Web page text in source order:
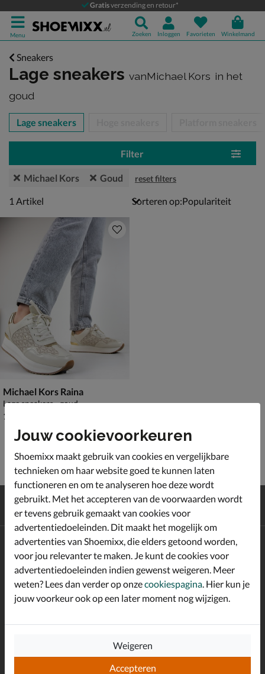
Gratisverzending en retour*
Menu Zoeken Inloggen Favorieten Winkelmand
Sneakers
Lage sneakers vanMichael Kors in het
goud
over
Lage sneakers
Filter
Michael Kors Goud reset filters
1 artikel
1 Artikel Sorteren op:
Michael Kors Raina
Lage sneakers - goud
€ 129,99
129
Gratisverzending en retour*
Achterafbetalen
Altijd op de hoogte zijn?
Schrijf je in voor de Shoemixx nieuwsbrief en ontvang €10,-
welkomstkorting!
Inschrijven
Jouw cookievoorkeuren
Shoemixx maakt gebruik van cookies en vergelijkbare
technieken om haar website goed te kunnen laten
functioneren en om te analyseren hoe deze wordt
gebruikt. Met het accepteren van de voorwaarden wordt
er tevens gebruik gemaakt van cookies voor
advertentiedoeleinden. Dit maakt het mogelijk om
advertenties van Shoemixx, die elders getoond worden,
voor jou relevanter te maken. Je kunt de cookies voor
advertentiedoeleinden indien gewenst weigeren. Meer
weten? Lees dan verder op onzecookiespagina. Hier kun je
jouw voorkeur ook op een later moment nog wijzigen.
Accepteren
Weigeren